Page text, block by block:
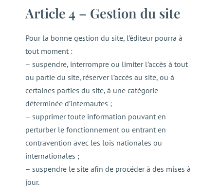
Article 4 – Gestion du site
Pour la bonne gestion du site, l’éditeur pourra à
tout moment :
– suspendre, interrompre ou limiter l’accès à tout
ou partie du site, réserver l’accès au site, ou à
certaines parties du site, à une catégorie
déterminée d’internautes ;
– supprimer toute information pouvant en
perturber le fonctionnement ou entrant en
contravention avec les lois nationales ou
internationales ;
– suspendre le site afin de procéder à des mises à
jour.